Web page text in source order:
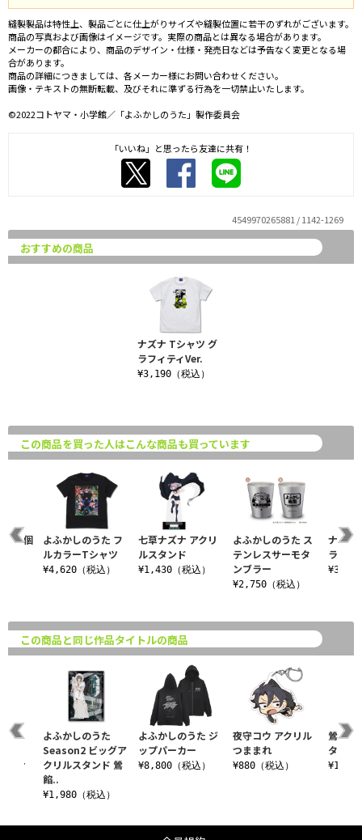
縫製製品は特性上、製品ごとに仕上がりサイズや縫製位置に若干のずれがございます。
商品の写真および画像はイメージです。実際の商品とは異なる場合があります。
メーカーの都合により、商品のデザイン・仕様・発売日などは予告なく変更となる場
合があります。
商品の詳細につきましては、各メーカー様にお問い合わせください。
画像・テキストの無断転載、及びそれに準ずる行為を一切禁止いたします。
©2022コトヤマ・小学館／「よふかしのうた」製作委員会
「いいね」と思ったら友達に共有！
4549970265881 / 1142-1269
おすすめの商品
ナズナ Tシャツ グ
ラフィティVer.
¥3,190（税込）
この商品を買った人はこんな商品も買っています
七草ナズナ アクリ
ルスタンド
¥1,430（税込）
よふかしのうた ス
テンレスサーモタ
ンブラー
¥2,750（税込）
ナズナ
ラフィ
¥3,190
ジ4個
よふかしのうた フ
ルカラーTシャツ
¥4,620（税込）
この商品と同じ作品タイトルの商品
よふかしのうた ジ
ップパーカー
¥8,800（税込）
夜守コウ アクリル
つままれ
¥880（税込）
鶯 餡
タンド
¥1,650
う
ズナ
よふかしのうた
Season2 ビッグア
クリルスタンド 鶯
餡..
¥1,980（税込）